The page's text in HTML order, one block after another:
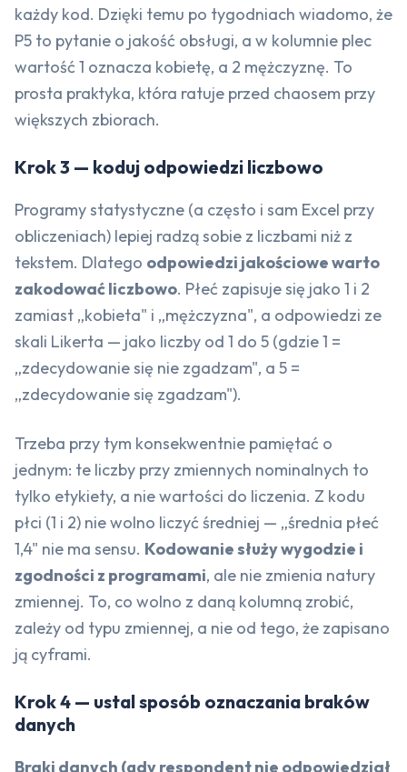
każdy kod. Dzięki temu po tygodniach wiadomo, że
P5 to pytanie o jakość obsługi, a w kolumnie plec
wartość 1 oznacza kobietę, a 2 mężczyznę. To
prosta praktyka, która ratuje przed chaosem przy
większych zbiorach.
Krok 3 — koduj odpowiedzi liczbowo
Programy statystyczne (a często i sam Excel przy
obliczeniach) lepiej radzą sobie z liczbami niż z
tekstem. Dlatego odpowiedzi jakościowe warto
zakodować liczbowo. Płeć zapisuje się jako 1 i 2
zamiast „kobieta" i „mężczyzna", a odpowiedzi ze
skali Likerta — jako liczby od 1 do 5 (gdzie 1 =
„zdecydowanie się nie zgadzam", a 5 =
„zdecydowanie się zgadzam").
Trzeba przy tym konsekwentnie pamiętać o
jednym: te liczby przy zmiennych nominalnych to
tylko etykiety, a nie wartości do liczenia. Z kodu
płci (1 i 2) nie wolno liczyć średniej — „średnia płeć
1,4" nie ma sensu. Kodowanie służy wygodzie i
zgodności z programami, ale nie zmienia natury
zmiennej. To, co wolno z daną kolumną zrobić,
zależy od typu zmiennej, a nie od tego, że zapisano
ją cyframi.
Krok 4 — ustal sposób oznaczania braków
danych
Braki danych (gdy respondent nie odpowiedział